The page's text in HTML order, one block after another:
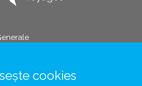
a Pachetelor de Servicii
cookies